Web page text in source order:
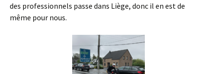
des professionnels passe dans Liège, donc il en est de
même pour nous.